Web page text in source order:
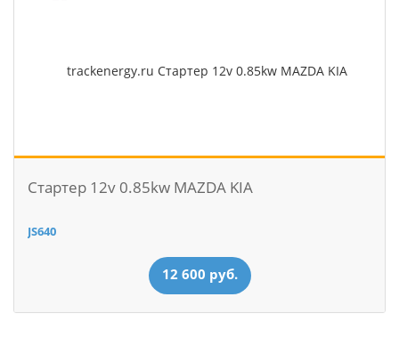
Стартер 12v 0.85kw MAZDA KIA
JS640
12 600 руб.